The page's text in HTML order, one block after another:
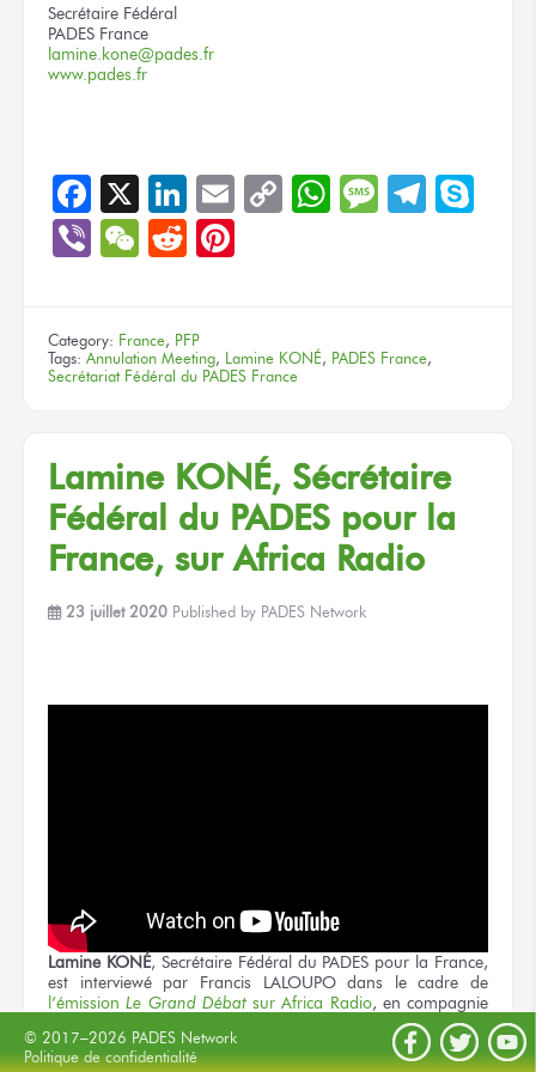
Secrétaire Fédéral
PADES France
lamine.kone@pades.fr
www.pades.fr
Facebook
X LinkedIn
EmailCopyWhatsApp
Message
ViberWeChat
Reddit
Category: France, PFP
Tags: Annulation Meeting, Lamine KONÉ, PADES France,
Secrétariat Fédéral du PADES France
Lamine KONÉ, Sécrétaire
Fédéral du PADES pour la
France, sur Africa Radio
23 juillet 2020 Published by PADES Network
Lamine KONÉ, Secrétaire Fédéral du PADES pour la France,
est interviewé par Francis LALOUPO dans le cadre de
l’émissionLe Grand Débatsur Africa Radio, en compagnie
collectif « Tournons La Page »et
du journalisteKerwin MAYIZO
© 2017–2026 PADES Network
Politique de confidentialité